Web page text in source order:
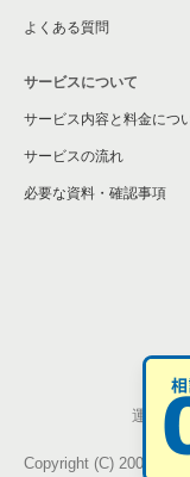
よくある質問
サービスについて
サービス内容と料金につ
サービスの流れ
必要な資料・確認事項
個人
運営会社
Copyright (C) 2005-